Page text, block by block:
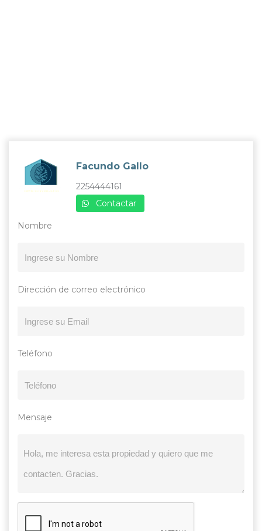
Facundo Gallo
2254444161
Contactar
Nombre
Dirección de correo electrónico
Teléfono
Mensaje